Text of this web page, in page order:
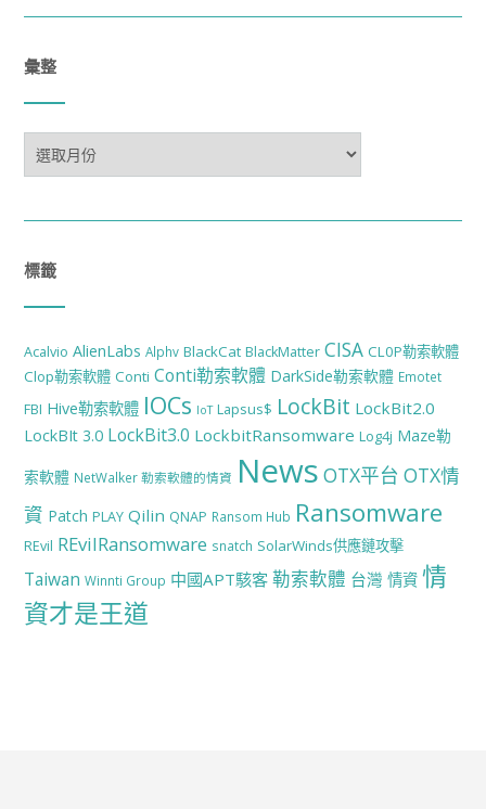
彙整
彙
整
標籤
Acalvio AlienLabs Alphv BlackCat BlackMatter CISA CL0P勒索軟體
Clop勒索軟體 Conti Conti勒索軟體 DarkSide勒索軟體 Emotet
FBI Hive勒索軟體 IOCs IoT Lapsus$ LockBit LockBit2.0
LockBIt 3.0 LockBit3.0 LockbitRansomware Log4j Maze勒
索軟體 NetWalker 勒索軟體的情資 News OTX平台 OTX情
資 Patch PLAY Qilin QNAP Ransom Hub Ransomware
REvil REvilRansomware snatch SolarWinds供應鏈攻擊
Taiwan Winnti Group 中國APT駭客 勒索軟體 台灣 情資 情
資才是王道